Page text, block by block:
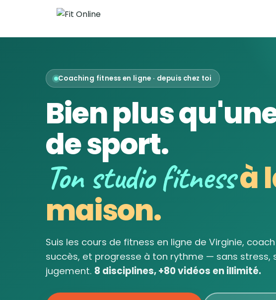
Coaching fitness en ligne · depuis chez toi
Bien plus
de sport.
Ton studio fitnessà
maison.
Suis les cours de fitness en ligne de Virginie,
succès, et progresse à ton rythme — sans stress,
jugement. 8 disciplines, +80 vidéos en illimité.